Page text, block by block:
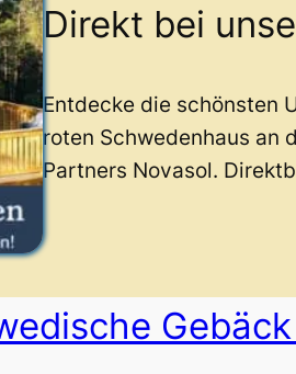
Direkt bei
Entdecke die schönsten
roten Schwedenhaus an
Partners Novasol.